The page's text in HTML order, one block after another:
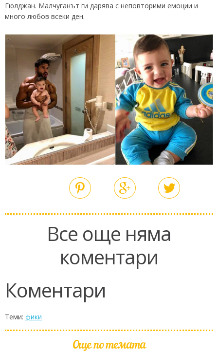
Гюлджан. Малчуганът ги дарява с неповторими емоции и
много любов всеки ден.
Все още няма
коментари
Коментари
Теми: фики
Още по темата